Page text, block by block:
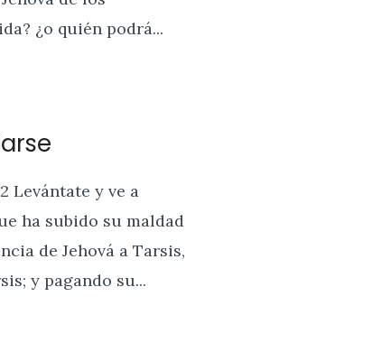
¿o quién podrá...
Levántate y ve a
ha subido su maldad
de Jehová a Tarsis,
y pagando su...